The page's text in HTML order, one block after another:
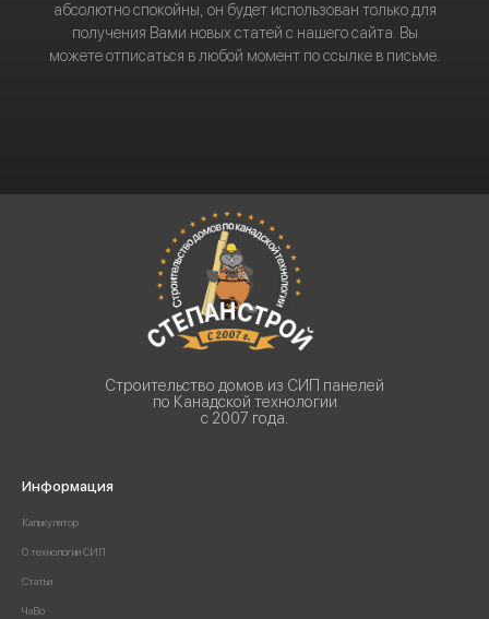
абсолютно спокойны, он будет использован только для
получения Вами новых статей с нашего сайта. Вы
можете отписаться в любой момент по ссылке в письме.
Строительство домов из СИП панелей
по Канадской технологии
с 2007 года.
Информация
Калькулятор
О технологии СИП
Статьи
ЧаВо